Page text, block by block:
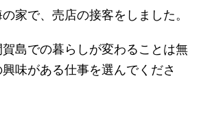
家で、売店の接客をしました。
島での暮らしが変わることは無
味がある仕事を選んでくださ